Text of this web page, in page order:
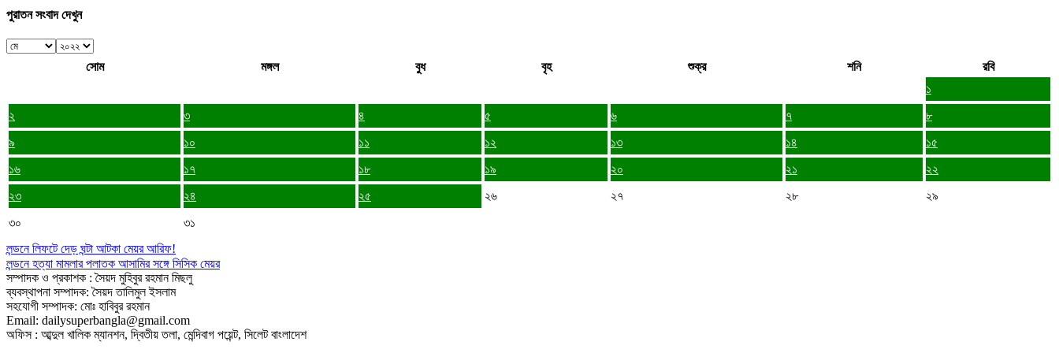
পুরাতন সংবাদ দেখুন
সোম মঙ্গল বুধ বৃহ শুক্র শনি
রবি
১
২
৩ ৪ ৫ ৬ ৭
৮
৯
১০ ১১ ১২ ১৩ ১৪
১৫
১৬
১৭ ১৮ ১৯ ২০ ২১
২২
২৩
২৪ ২৫ ২৬ ২৭ ২৮
২৯
৩০
৩১
লন্ডনে লিফটে দেড় ঘন্টা আটকা মেয়র আরিফ!
লন্ডনে হত্যা মামলার পলাতক আসামির সঙ্গে সিসিক মেয়র
সম্পাদক ও প্রকাশক : সৈয়দ মুহিবুর রহমান মিছলু
ব্যবস্থাপনা সম্পাদক: সৈয়দ তালিমুল ইসলাম
সহযোগী সম্পাদক: মোঃ হাবিবুর রহমান
Email: dailysuperbangla@gmail.com
অফিস : আব্দুল খালিক ম্যানশন, দ্বিতীয় তলা, মেন্দিবাগ পয়েন্ট, সিলেট বাংলাদেশ